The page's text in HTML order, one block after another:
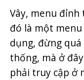
Vây, menu
đó là một
dụng, đừng
thống, mà ở
phải truy cập ở